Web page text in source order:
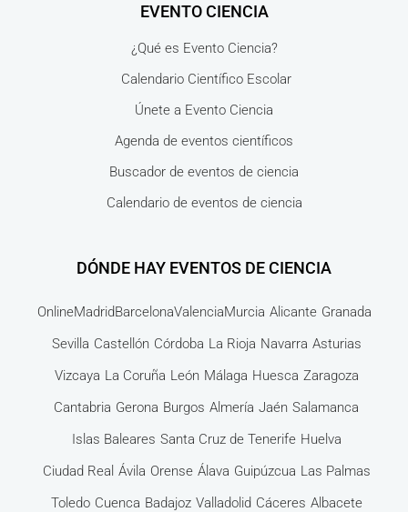
EVENTO CIENCIA
¿Qué es Evento Ciencia?
Calendario Científico Escolar
Únete a Evento Ciencia
Agenda de eventos científicos
Buscador de eventos de ciencia
Calendario de eventos de ciencia
DÓNDE HAY EVENTOS DE CIENCIA
OnlineMadridBarcelonaValenciaMurcia Alicante Granada
Sevilla Castellón Córdoba La Rioja Navarra Asturias
Vizcaya La Coruña León Málaga Huesca Zaragoza
Cantabria Gerona Burgos Almería Jaén Salamanca
Islas Baleares Santa Cruz de Tenerife Huelva
Ciudad Real Ávila Orense Álava Guipúzcua Las Palmas
Toledo Cuenca Badajoz Valladolid Cáceres Albacete